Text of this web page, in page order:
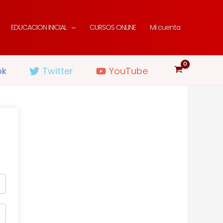
EDUCACION INICIAL CURSOS ONLINE Mi cuenta
Twitter YouTube